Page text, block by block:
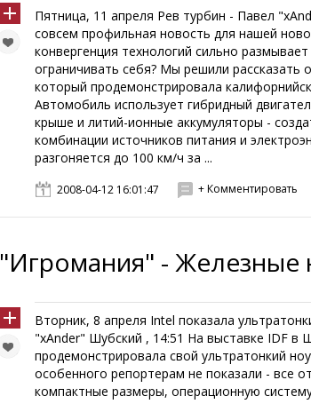
Пятница, 11 апреля Рев турбин - Павел
совсем профильная новость для нашей
конвергенция технологий сильно
ограничивать себя? Мы решили рассказать
который продемонстрировала
Автомобиль использует гибридный
крыше и литий-ионные аккумуляторы -
комбинации источников питания и
разгоняется до 100 км/ч за ...
2008-04-12 16:01:47 + Комментировать
"Игромания" - Железные
Вторник, 8 апреля Intel показала
"xAnder" Шубский , 14:51 На выставке IDF в
продемонстрировала свой ультратонкий
особенного репортерам не показали - все
компактные размеры, операционную